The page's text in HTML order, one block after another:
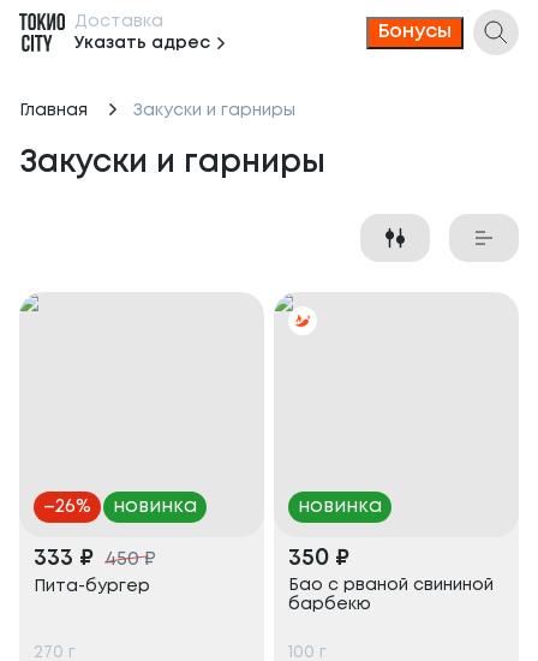
Доставка
Указать адрес
Бонусы
Главная Закуски и гарниры
Закуски и гарниры
–26% новинка
333 ₽ 450₽
Пита-бургер
270 г
новинка
350 ₽
Бао с рваной свининой
барбекю
100 г